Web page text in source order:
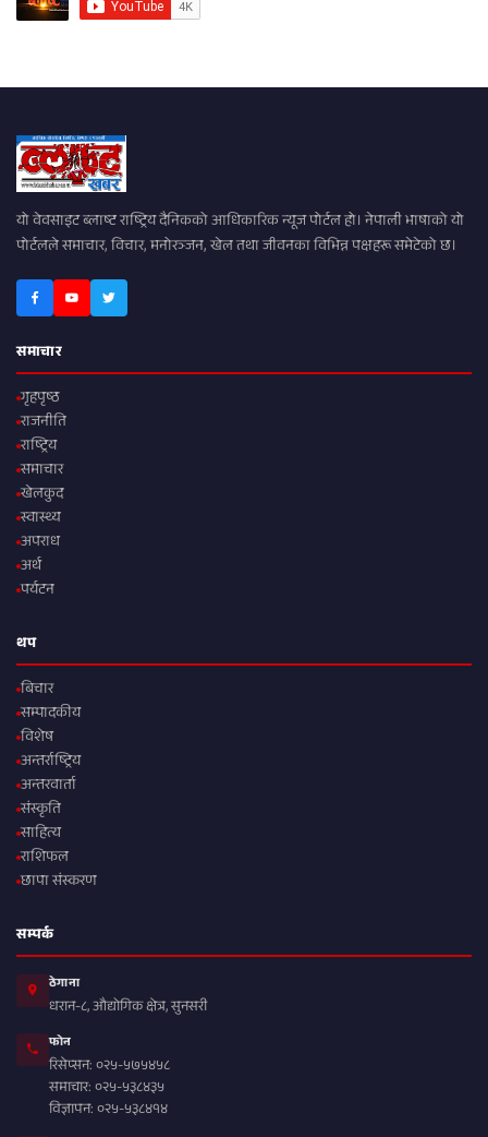
यो वेवसाइट ब्लाष्ट राष्ट्रिय दैनिकको आधिकारिक न्यूज पोर्टल हो। नेपाली भाषाको यो
पोर्टलले समाचार, विचार, मनोरञ्जन, खेल तथा जीवनका विभिन्न पक्षहरू समेटेको छ।
समाचार
गृहपृष्ठ
राजनीति
राष्ट्रिय
समाचार
खेलकुद
स्वास्थ्य
अपराध
अर्थ
पर्यटन
थप
बिचार
सम्पादकीय
विशेष
अन्तर्राष्ट्रिय
अन्तरवार्ता
संस्कृति
साहित्य
राशिफल
छापा संस्करण
सम्पर्क
ठेगाना
धरान-८, औद्योगिक क्षेत्र, सुनसरी
फोन
रिसेप्सन: ०२५-५७५४५८
समाचार: ०२५-५३८४३५
विज्ञापन: ०२५-५३८४१४